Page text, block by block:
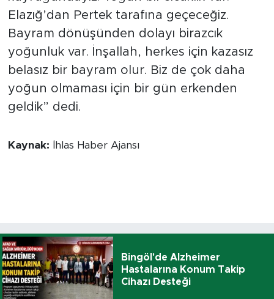
Elazığ’dan Pertek tarafına geçeceğiz.
Bayram dönüşünden dolayı birazcık
yoğunluk var. İnşallah, herkes için kazasız
belasız bir bayram olur. Biz de çok daha
yoğun olmaması için bir gün erkenden
geldik” dedi.
Kaynak: İhlas Haber Ajansı
Bingöl'de Alzheimer
Hastalarına Konum Takip
Cihazı Desteği